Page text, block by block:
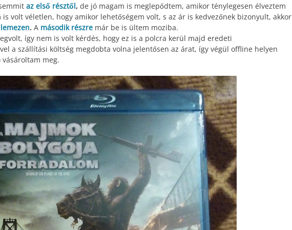
az első résztől, de jó magam is meglepődtem, amikor ténylegesen élveztem
volt véletlen, hogy amikor lehetőségem volt, s az ár is kedvezőnek bizonyult, akkor
. A második részre már be is ültem moziba.
így nem is volt kérdés, hogy ez is a polcra kerül majd eredeti
a szállítási költség megdobta volna jelentősen az árat, így végül offline helyen
vásároltam meg.